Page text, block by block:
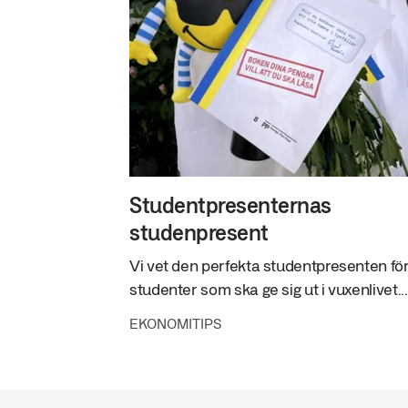
Studentpresenternas
studenpresent
Vi vet den perfekta studentpresenten
studenter som ska ge sig ut i vuxenlivet...
EKONOMITIPS